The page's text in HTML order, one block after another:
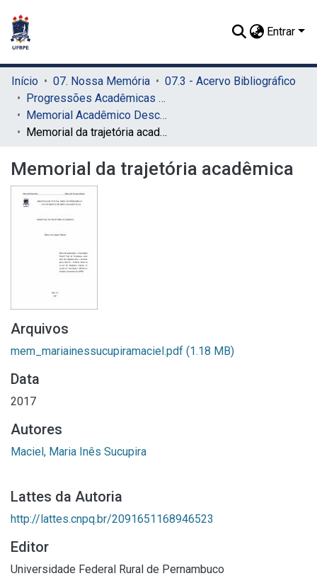
Entrar
Início 07. Nossa Memória
07.3 - Acervo Bibliográfico
Progressões Acadêmicas para Professor Titular
Memorial Acadêmico Descritivo
Memorial da trajetória acadêmica
Memorial da trajetória acadêmica
Arquivos
mem_mariainessucupiramaciel.pdf (1.18 MB)
Data
2017
Autores
Maciel, Maria Inês Sucupira
Lattes da Autoria
http://lattes.cnpq.br/2091651168946523
Editor
Universidade Federal Rural de Pernambuco